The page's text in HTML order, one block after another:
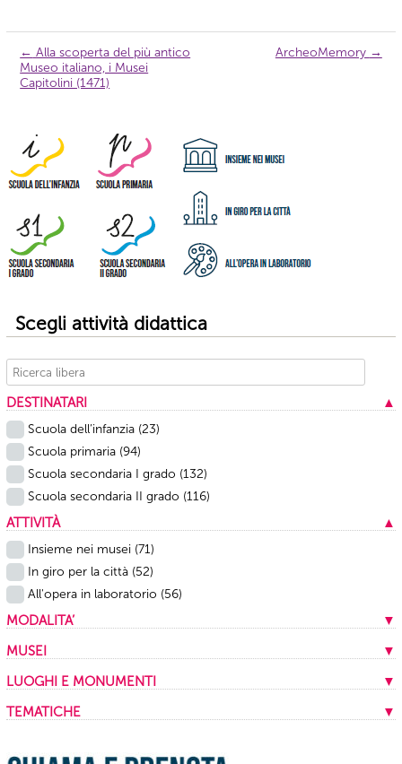
Navigazione
articolo
← Alla scoperta del più antico
Museo italiano, i Musei
Capitolini (1471)
ArcheoMemory →
Scegli attività didattica
DESTINATARI ▲
Scuola dell’infanzia (23)
Scuola primaria (94)
Scuola secondaria I grado (132)
Scuola secondaria II grado (116)
ATTIVITÀ ▲
Insieme nei musei (71)
In giro per la città (52)
All'opera in laboratorio (56)
MODALITA’ ▼
In presenza
Mista(1)
MUSEI ▼
Musei Capitolini(13)
Mercati di Traiano(10)
LUOGHI E MONUMENTI ▼
Appia antica
Area archeologica dei Fori Imperiali
TEMATICHE ▼
Archivi e biblioteche(2)